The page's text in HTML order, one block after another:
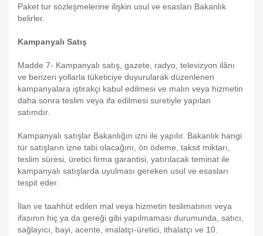
Paket tur sözleşmelerine ilişkin usul ve esasları Bakanlık
belirler.
Kampanyalı Satış
Madde 7- Kampanyalı satış, gazete, radyo, televizyon ilânı
ve benzeri yollarla tüketiciye duyurularak düzenlenen
kampanyalara iştirakçi kabul edilmesi ve malın veya hizmetin
daha sonra teslim veya ifa edilmesi suretiyle yapılan
satımdır.
Kampanyalı satışlar Bakanlığın izni ile yapılır. Bakanlık hangi
tür satışların izne tabi olacağını, ön ödeme, taksit miktarı,
teslim süresi, üretici firma garantisi, yatırılacak teminat ile
kampanyalı satışlarda uyulması gereken usul ve esasları
tespit eder.
İlan ve taahhüt edilen mal veya hizmetin teslimatının veya
ifasının hiç ya da gereği gibi yapılmaması durumunda, satıcı,
sağlayıcı, bayi, acente, imalatçı-üretici, ithalatçı ve 10.